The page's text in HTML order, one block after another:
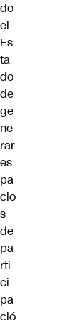
do
el
Es
ta
do
de
ge
ne
rar
es
pa
cio
s
de
pa
rti
ci
pa
ció